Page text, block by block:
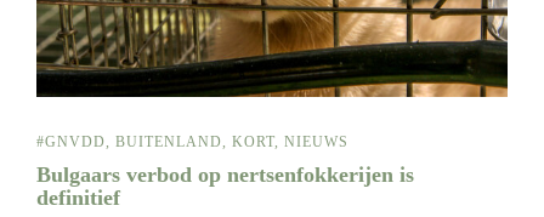
#GNVDD BUITENLAND KORT NIEUWS
Bulgaars verbod op nertsenfokkerijen is
definitief